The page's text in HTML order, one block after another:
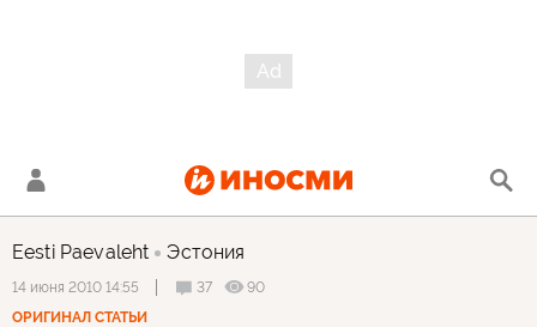
Eesti Paevaleht Эстония
14 июня 2010 14:55 37
90
ОРИГИНАЛ СТАТЬИ